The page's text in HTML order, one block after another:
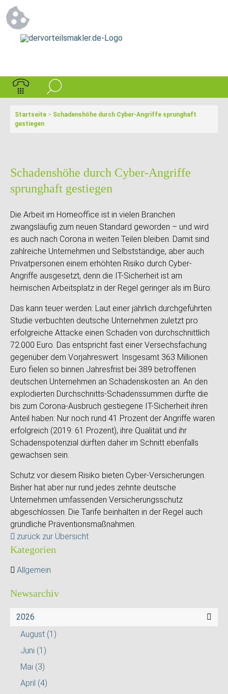
Startseite > Schadenshöhe durch Cyber-Angriffe sprunghaft
gestiegen
Schadenshöhe durch Cyber-Angriffe
sprunghaft gestiegen
Die Arbeit im Homeoffice ist in vielen Branchen
zwangsläufig zum neuen Standard geworden – und wird
es auch nach Corona in weiten Teilen bleiben. Damit sind
zahlreiche Unternehmen und Selbstständige, aber auch
Privatpersonen einem erhöhten Risiko durch Cyber-
Angriffe ausgesetzt, denn die IT-Sicherheit ist am
heimischen Arbeitsplatz in der Regel geringer als im Büro.
Das kann teuer werden: Laut einer jährlich durchgeführten
Studie verbuchten deutsche Unternehmen zuletzt pro
erfolgreiche Attacke einen Schaden von durchschnittlich
72.000 Euro. Das entspricht fast einer Versechsfachung
gegenüber dem Vorjahreswert. Insgesamt 363 Millionen
Euro fielen so binnen Jahresfrist bei 389 betroffenen
deutschen Unternehmen an Schadenskosten an. An den
explodierten Durchschnitts-Schadenssummen dürfte die
bis zum Corona-Ausbruch gestiegene IT-Sicherheit ihren
Anteil haben: Nur noch rund 41 Prozent der Angriffe waren
erfolgreich (2019: 61 Prozent), ihre Qualität und ihr
Schadenspotenzial dürften daher im Schnitt ebenfalls
gewachsen sein.
Schutz vor diesem Risiko bieten Cyber-Versicherungen.
Bisher hat aber nur rund jedes zehnte deutsche
Unternehmen umfassenden Versicherungsschutz
abgeschlossen. Die Tarife beinhalten in der Regel auch
gründliche Präventionsmaßnahmen.
zurück zur Übersicht
Kategorien
Allgemein
Newsarchiv
2026
August (1)
Juni (1)
Mai (3)
April (4)